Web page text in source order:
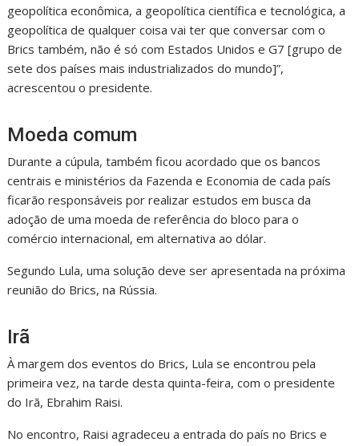
geopolítica econômica, a geopolítica científica e tecnológica, a
geopolítica de qualquer coisa vai ter que conversar com o
Brics também, não é só com Estados Unidos e G7 [grupo de
sete dos países mais industrializados do mundo]”,
acrescentou o presidente.
Moeda comum
Durante a cúpula, também ficou acordado que os bancos
centrais e ministérios da Fazenda e Economia de cada país
ficarão responsáveis por realizar estudos em busca da
adoção de uma moeda de referência do bloco para o
comércio internacional, em alternativa ao dólar.
Segundo Lula, uma solução deve ser apresentada na próxima
reunião do Brics, na Rússia.
Irã
À margem dos eventos do Brics, Lula se encontrou pela
primeira vez, na tarde desta quinta-feira, com o presidente
do Irã, Ebrahim Raisi.
No encontro, Raisi agradeceu a entrada do país no Brics e